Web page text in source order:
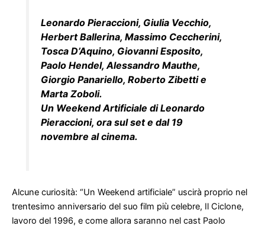
Leonardo Pieraccioni, Giulia Vecchio,
Herbert Ballerina, Massimo Ceccherini,
Tosca D’Aquino, Giovanni Esposito,
Paolo Hendel, Alessandro Mauthe,
Giorgio Panariello, Roberto Zibetti e
Marta Zoboli.
Un Weekend Artificiale di Leonardo
Pieraccioni, ora sul set e dal 19
novembre al cinema.
Alcune curiosità: “Un Weekend artificiale” uscirà proprio nel
trentesimo anniversario del suo film più celebre, Il Ciclone,
lavoro del 1996, e come allora saranno nel cast Paolo